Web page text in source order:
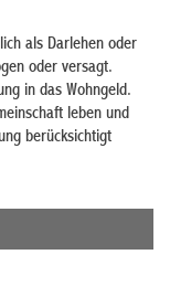
als Darlehen oder
oder versagt.
in das Wohngeld.
leben und
berücksichtigt